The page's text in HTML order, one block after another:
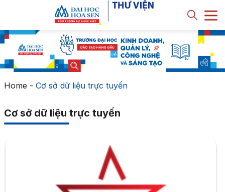
Home - Cơ sở dữ liệu trực tuyến
Cơ sở dữ liệu trực tuyến